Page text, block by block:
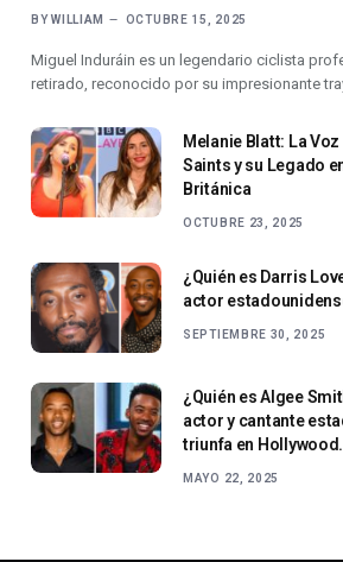
BY WILLIAM OCTUBRE 15, 2025
Miguel Induráin es un legendario ciclista
retirado, reconocido por su impresionante
Melanie Blatt: La Voz
Saints y su Legado
Británica
OCTUBRE 23, 2025
¿Quién es Darris
actor
SEPTIEMBRE 30, 2025
¿Quién es Algee
actor y cantante
triunfa en Hollywood.
MAYO 22, 2025